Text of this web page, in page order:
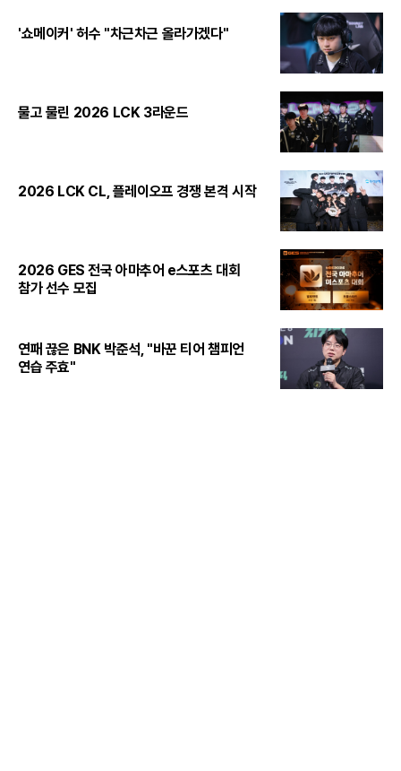
'쇼메이커' 허수 "차근차근 올라가겠다"
물고 물린 2026 LCK 3라운드
2026 LCK CL, 플레이오프 경쟁 본격 시작
2026 GES 전국 아마추어 e스포츠 대회
참가 선수 모집
연패 끊은 BNK 박준석, "바꾼 티어 챔피언
연습 주효"